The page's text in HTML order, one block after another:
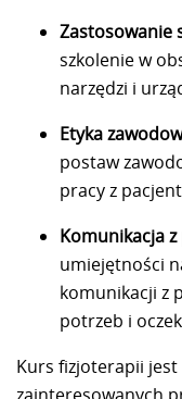
Zastosowanie
szkolenie w
narzędzi i
Etyka
postaw
pracy z
Komunikacja
umiejętności
komunikacji z
potrzeb i
Kurs fizjoterapii